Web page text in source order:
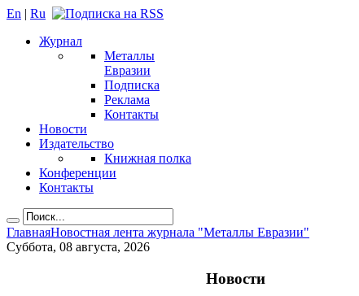
En | Ru
Журнал
Металлы
Евразии
Подписка
Реклама
Контакты
Новости
Издательство
Книжная полка
Конференции
Контакты
ГлавнаяНовостная лента журнала "Металлы Евразии"
Суббота, 08 августа, 2026
Новости